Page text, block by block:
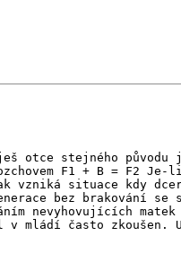
otce stejného
F1 + B = F2
vzniká situace kdy
bez brakování
nevyhovujících
v mládí často zkoušen.